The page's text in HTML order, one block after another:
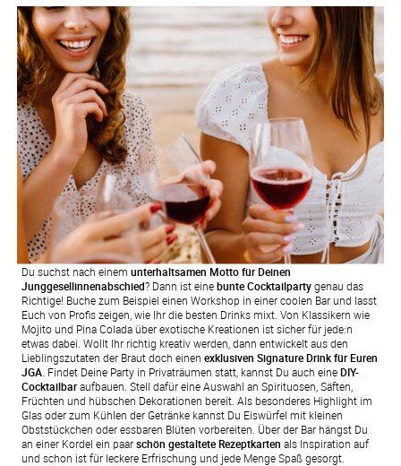
Du suchst nach einem unterhaltsamen Motto für Deinen
Junggesellinnenabschied? Dann ist einebunte Cocktailpartygenau das
Richtige! Buche zum Beispiel einen Workshop in einer coolen Bar und lasst
Euch von Profis zeigen, wie Ihr die besten Drinks mixt. Von Klassikern wie
Mojito und Pina Colada über exotische Kreationen ist sicher für jede:n
etwas dabei. Wollt Ihr richtig kreativ werden, dann entwickelt aus den
Lieblingszutaten der Braut doch einen exklusiven Signature Drink für Euren
JGA. Findet Deine Party in Privaträumen statt, kannst Du auch eineDIY-
Cocktailbaraufbauen. Stell dafür eine Auswahl an Spirituosen, Säften,
Früchten und hübschen Dekorationen bereit. Als besonderes Highlight im
Glas oder zum Kühlen der Getränke kannst Du Eiswürfel mit kleinen
Obststückchen oder essbaren Blüten vorbereiten. Über der Bar hängst Du
an einer Kordel ein paarschön gestaltete Rezeptkarten als Inspiration auf
und schon ist für leckere Erfrischung und jede Menge Spaß gesorgt.